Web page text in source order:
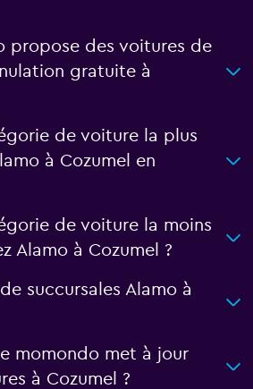
propose des voitures de
gratuite à
de voiture la plus
à Cozumel en
de voiture la moins
Alamo à Cozumel ?
succursales Alamo à
momondo met à jour
à Cozumel ?